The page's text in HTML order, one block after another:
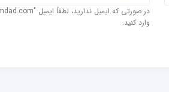
وارد کنید.